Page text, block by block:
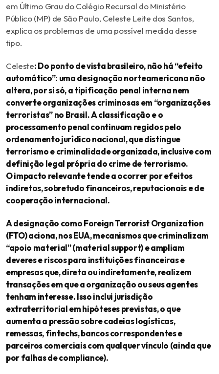
em Último Grau do Colégio Recursal do Ministério
Público (MP) de São Paulo, Celeste Leite dos Santos,
explica os problemas de uma possível medida desse
tipo.
Celeste: Do ponto de vista brasileiro, não há “efeito
automático”: uma designação norteamericana não
altera, por si só, a tipificação penal interna nem
converte organizações criminosas em “organizações
terroristas” no Brasil. A classificação e o
processamento penal continuam regidos pelo
ordenamento jurídico nacional, que distingue
terrorismo e criminalidade organizada, inclusive com
definição legal própria do crime de terrorismo.
O impacto relevante tende a ocorrer por efeitos
indiretos, sobretudo financeiros, reputacionais e de
cooperação internacional.
A designação como Foreign Terrorist Organization
(FTO) aciona, nos EUA, mecanismos que criminalizam
“apoio material” (material support) e ampliam
deveres e riscos para instituições financeiras e
empresas que, direta ou indiretamente, realizem
transações em que a organização ou seus agentes
tenham interesse. Isso inclui jurisdição
extraterritorial em hipóteses previstas, o que
aumenta a pressão sobre cadeias logísticas,
remessas, fintechs, bancos correspondentes e
parceiros comerciais com qualquer vínculo (ainda que
por falhas de compliance).